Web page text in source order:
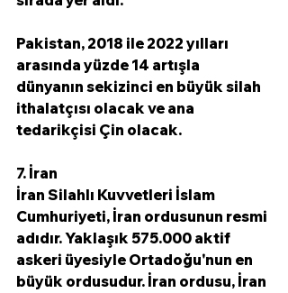
Pakistan, 2018 ile 2022 yılları
arasında yüzde 14 artışla
dünyanın sekizinci en büyük silah
ithalatçısı olacak ve ana
tedarikçisi Çin olacak.
7. İran
İran Silahlı Kuvvetleri İslam
Cumhuriyeti, İran ordusunun resmi
adıdır. Yaklaşık 575.000 aktif
askeri üyesiyle Ortadoğu'nun en
büyük ordusudur. İran ordusu, İran